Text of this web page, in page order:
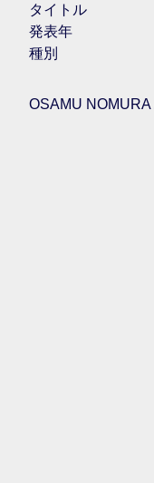
タイトル
発表年
種別
OSAMU